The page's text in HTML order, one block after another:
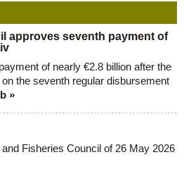
approves seventh payment of
of nearly €2.8 billion after the
the seventh regular disbursement
»
Fisheries Council of 26 May 2026